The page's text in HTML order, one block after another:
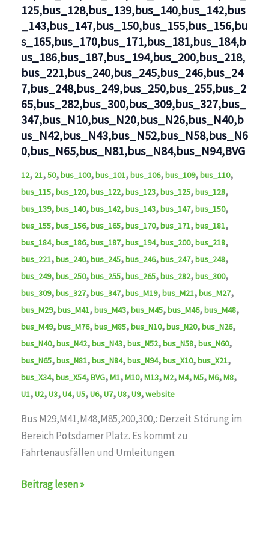
125,bus_128,bus_139,bus_140,bus_142,bus
_143,bus_147,bus_150,bus_155,bus_156,bu
s_165,bus_170,bus_171,bus_181,bus_184,b
us_186,bus_187,bus_194,bus_200,bus_218,
bus_221,bus_240,bus_245,bus_246,bus_24
7,bus_248,bus_249,bus_250,bus_255,bus_2
65,bus_282,bus_300,bus_309,bus_327,bus_
347,bus_N10,bus_N20,bus_N26,bus_N40,b
us_N42,bus_N43,bus_N52,bus_N58,bus_N6
0,bus_N65,bus_N81,bus_N84,bus_N94,BVG
12, 21,50,bus_100,bus_101,bus_106,bus_109,bus_110,
bus_115,bus_120,bus_122,bus_123,bus_125,bus_128,
bus_139,bus_140,bus_142,bus_143,bus_147,bus_150,
bus_155,bus_156,bus_165,bus_170,bus_171,bus_181,
bus_184,bus_186,bus_187,bus_194,bus_200,bus_218,
bus_221,bus_240,bus_245,bus_246,bus_247,bus_248,
bus_249,bus_250,bus_255,bus_265,bus_282,bus_300,
bus_309,bus_327,bus_347,bus_M19,bus_M21,bus_M27,
bus_M29,bus_M41,bus_M43,bus_M45,bus_M46,bus_M48,
bus_M49,bus_M76,bus_M85,bus_N10,bus_N20,bus_N26,
bus_N40,bus_N42,bus_N43,bus_N52,bus_N58,bus_N60,
bus_N65,bus_N81,bus_N84,bus_N94,bus_X10,bus_X21,
bus_X34,bus_X54,BVG,M1,M10,M13,M2,M4,M5,M6,M8,
U1,U2,U3,U4,U5,U6,U7,U8,U9,website
Bus M29,M41,M48,M85,200,300,: Derzeit Störung im
Bereich Potsdamer Platz. Es kommt zu
Fahrtenausfällen und Umleitungen.
Störung
Beitrag lesen »